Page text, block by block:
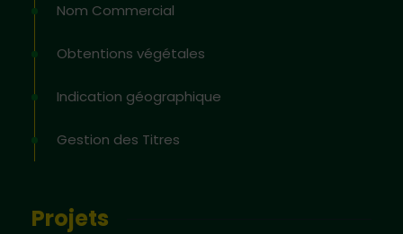
Nom Commercial
Obtentions végétales
Indication géographique
Gestion des Titres
Projets